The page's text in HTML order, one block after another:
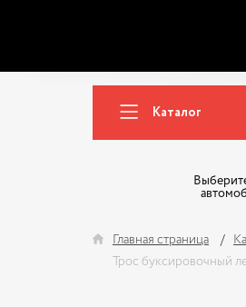
Каталог
Главная страница
Трос буксировочный